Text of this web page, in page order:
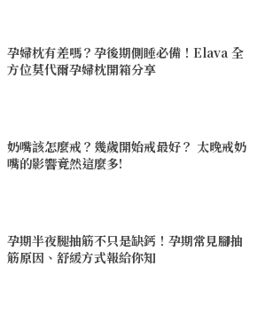
孕婦枕有差嗎？孕後期側睡必備！Elava 全
方位莫代爾孕婦枕開箱分享
奶嘴該怎麼戒？幾歲開始戒最好？ 太晚戒奶
嘴的影響竟然這麼多!
孕期半夜腿抽筋不只是缺鈣！孕期常見腳抽
筋原因、舒緩方式報給你知